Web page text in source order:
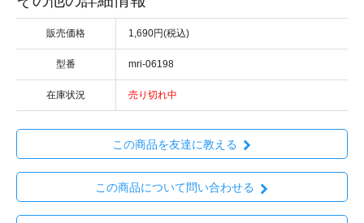
販売価格 1,690円(税込)
型番 mri-06198
在庫状況 売り切れ中
この商品を友達に教える
この商品について問い合わせる